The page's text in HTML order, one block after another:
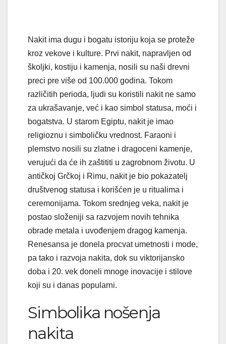
Nakit ima dugu i bogatu istoriju koja se proteže
kroz vekove i kulture. Prvi nakit, napravljen od
školjki, kostiju i kamenja, nosili su naši drevni
preci pre više od 100.000 godina. Tokom
različitih perioda, ljudi su koristili nakit ne samo
za ukrašavanje, već i kao simbol statusa, moći i
bogatstva. U starom Egiptu, nakit je imao
religioznu i simboličku vrednost. Faraoni i
plemstvo nosili su zlatne i dragoceni kamenje,
verujući da će ih zaštititi u zagrobnom životu. U
antičkoj Grčkoj i Rimu, nakit je bio pokazatelj
društvenog statusa i korišćen je u ritualima i
ceremonijama. Tokom srednjeg veka, nakit je
postao složeniji sa razvojem novih tehnika
obrade metala i uvođenjem dragog kamenja.
Renesansa je donela procvat umetnosti i mode,
pa tako i razvoja nakita, dok su viktorijansko
doba i 20. vek doneli mnoge inovacije i stilove
koji su i danas popularni.
Simbolika nošenja
nakita